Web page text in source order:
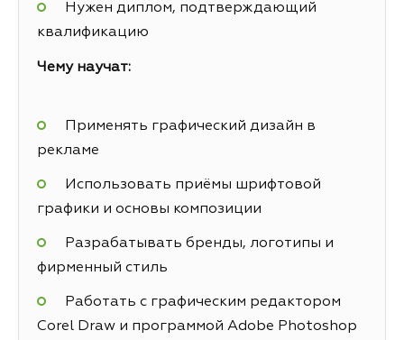
Нужен диплом, подтверждающий
квалификацию
Чему научат:
Применять графический дизайн в
рекламе
Использовать приёмы шрифтовой
графики и основы композиции
Разрабатывать бренды, логотипы и
фирменный стиль
Работать с графическим редактором
Corel Draw и программой Adobe Photoshop